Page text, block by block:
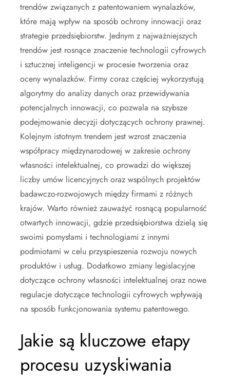
trendów związanych z patentowaniem wynalazków,
które mają wpływ na sposób ochrony innowacji oraz
strategie przedsiębiorstw. Jednym z najważniejszych
trendów jest rosnące znaczenie technologii cyfrowych
i sztucznej inteligencji w procesie tworzenia oraz
oceny wynalazków. Firmy coraz częściej wykorzystują
algorytmy do analizy danych oraz przewidywania
potencjalnych innowacji, co pozwala na szybsze
podejmowanie decyzji dotyczących ochrony prawnej.
Kolejnym istotnym trendem jest wzrost znaczenia
współpracy międzynarodowej w zakresie ochrony
własności intelektualnej, co prowadzi do większej
liczby umów licencyjnych oraz wspólnych projektów
badawczo-rozwojowych między firmami z różnych
krajów. Warto również zauważyć rosnącą popularność
otwartych innowacji, gdzie przedsiębiorstwa dzielą się
swoimi pomysłami i technologiami z innymi
podmiotami w celu przyspieszenia rozwoju nowych
produktów i usług. Dodatkowo zmiany legislacyjne
dotyczące ochrony własności intelektualnej oraz nowe
regulacje dotyczące technologii cyfrowych wpływają
na sposób funkcjonowania systemu patentowego.
Jakie są kluczowe etapy
procesu uzyskiwania